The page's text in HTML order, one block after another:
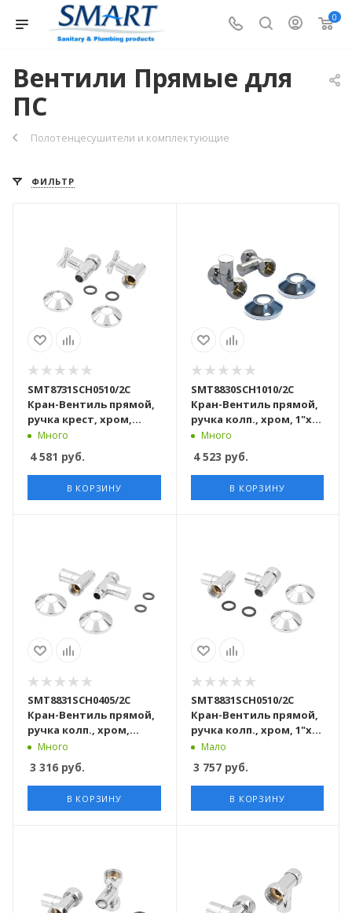
0
Вентили Прямые для
ПС
Полотенцесушители и комплектующие
ФИЛЬТР
SMT8731SCH0510/2C
Кран-Вентиль прямой,
ручка крест, хром,
1"х3/4" г/ш, 10 пар/кор
Много
4 581 руб.
В КОРЗИНУ
SMT8830SCH1010/2C
Кран-Вентиль прямой,
ручка колп., хром, 1"х1"
г/г, 10 пар/кор
Много
4 523 руб.
В КОРЗИНУ
SMT8831SCH0405/2C
Кран-Вентиль прямой,
ручка колп., хром,
3/4"х1/2" г/ш, 10 пар/кор
Много
3 316 руб.
В КОРЗИНУ
SMT8831SCH0510/2C
Кран-Вентиль прямой,
ручка колп., хром, 1"х
3/4" г/ш, 10 пар/кор
Мало
3 757руб.
В КОРЗИНУ